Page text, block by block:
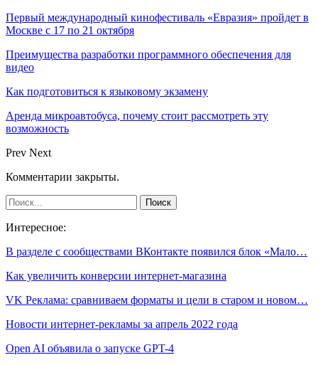
Первый международный кинофестиваль «Евразия» пройдет в
Москве с 17 по 21 октября
Преимущества разработки программного обеспечения для
видео
Как подготовиться к языковому экзамену
Аренда микроавтобуса, почему стоит рассмотреть эту
возможность
Prev Next
Комментарии закрыты.
Интересное:
В разделе с сообществами ВКонтакте появился блок «Мало…
Как увеличить конверсии интернет-магазина
VK Реклама: сравниваем форматы и цели в старом и новом…
Новости интернет-рекламы за апрель 2022 года
Open AI объявила о запуске GPT-4